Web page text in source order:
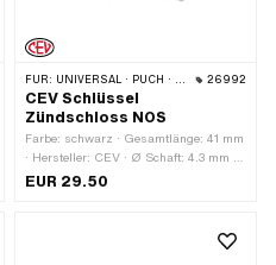
FÜR: UNIVERSAL · PUCH · SACHS · PONY / CILO (BETA 521 & 512) 26992
CEV Schlüssel
Zündschloss NOS
Farbe: schwarz · Gesamtlänge: 41 mm
· Hersteller: CEV · Ø Schaft: 4.3 mm ·
Länge Schaft: 22 mm
EUR 29.50